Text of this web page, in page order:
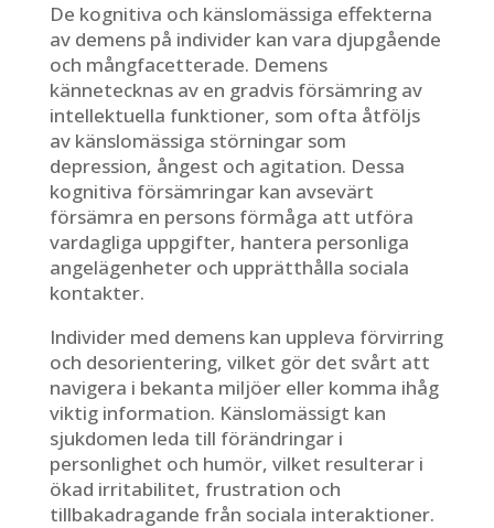
De kognitiva och känslomässiga effekterna
av demens på individer kan vara djupgående
och mångfacetterade. Demens
kännetecknas av en gradvis försämring av
intellektuella funktioner, som ofta åtföljs
av känslomässiga störningar som
depression, ångest och agitation. Dessa
kognitiva försämringar kan avsevärt
försämra en persons förmåga att utföra
vardagliga uppgifter, hantera personliga
angelägenheter och upprätthålla sociala
kontakter.
Individer med demens kan uppleva förvirring
och desorientering, vilket gör det svårt att
navigera i bekanta miljöer eller komma ihåg
viktig information. Känslomässigt kan
sjukdomen leda till förändringar i
personlighet och humör, vilket resulterar i
ökad irritabilitet, frustration och
tillbakadragande från sociala interaktioner.